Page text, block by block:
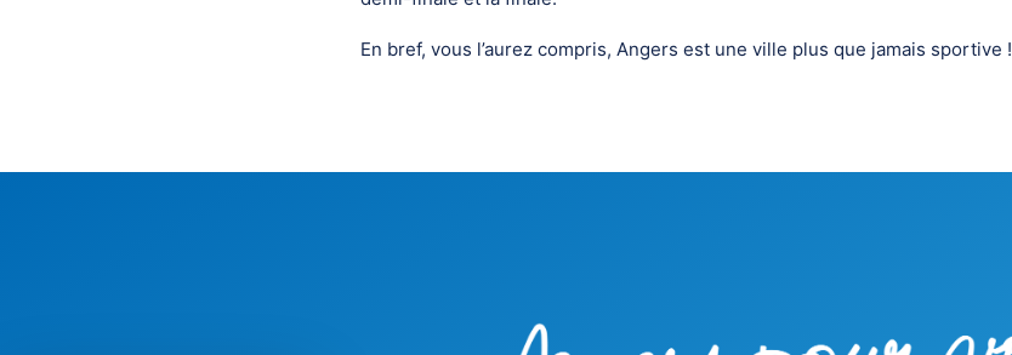
En bref, vous l’aurez compris, Angers est une ville plus que jamais sportive !